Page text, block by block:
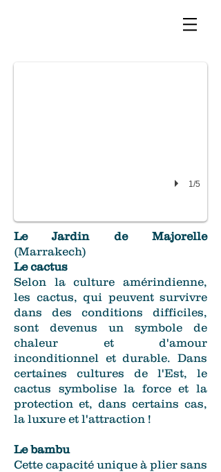
1/5
Le Jardin de Majorelle
(Marrakech)
Le cactus
Selon la culture amérindienne,
les cactus, qui peuvent survivre
dans des conditions difficiles,
sont devenus un symbole de
chaleur et d'amour
inconditionnel et durable. Dans
certaines cultures de l'Est, le
cactus symbolise la force et la
protection et, dans certains cas,
la luxure et l'attraction !
Le bambu
Cette capacité unique à plier sans